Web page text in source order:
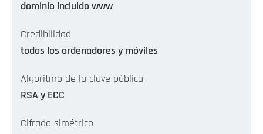
dominio incluido www
Credibilidad
todos los ordenadores y móviles
Algoritmo de la clave pública
RSA y ECC
Cifrado simétrico